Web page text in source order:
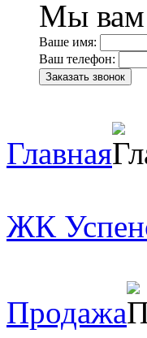
Мы вам
Ваше имя:
Ваш телефон:
Главная
ЖК
Продажа